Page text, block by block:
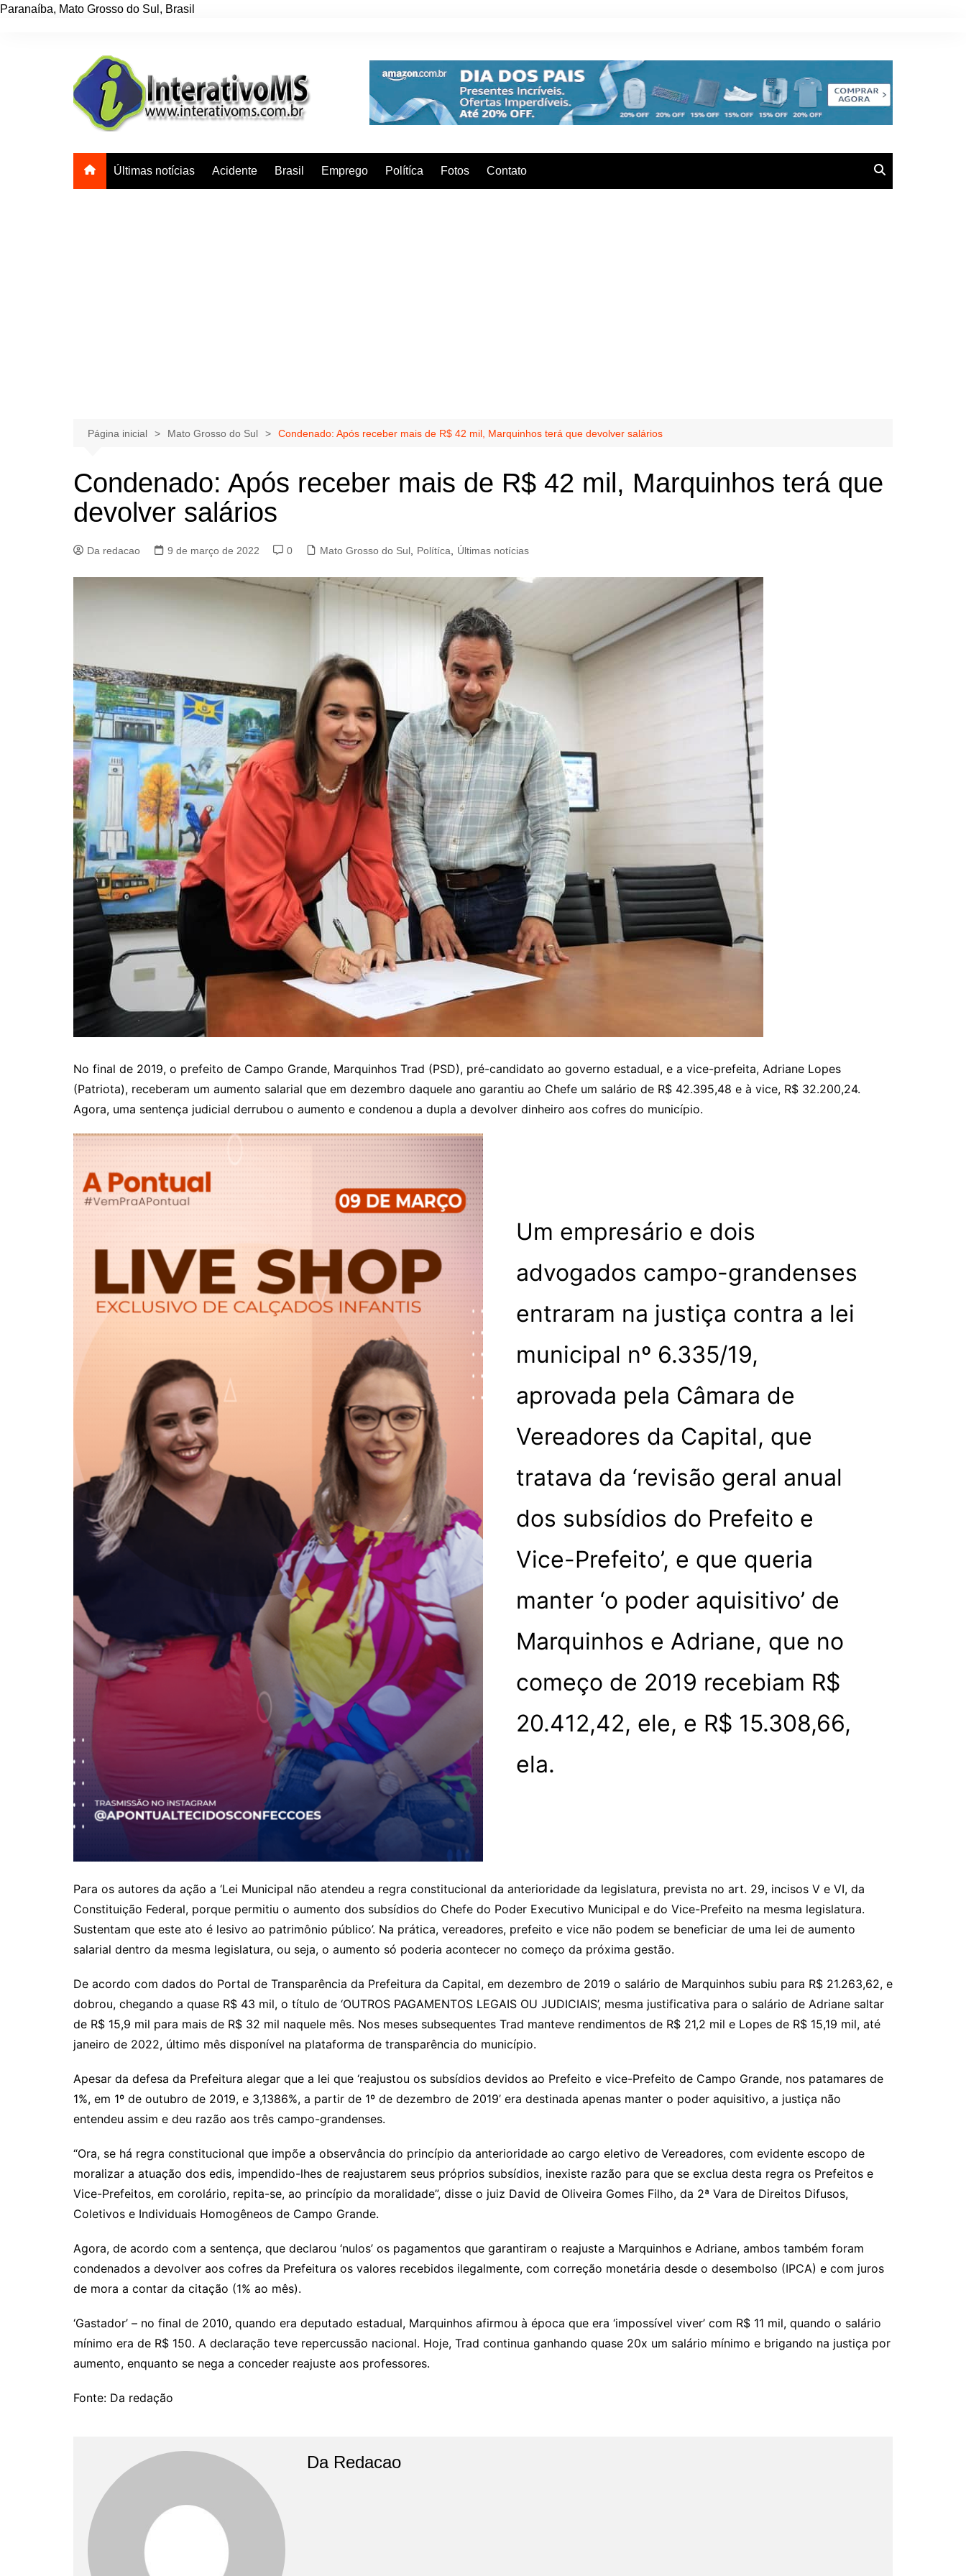
Paranaíba, Mato Grosso do Sul , Brasil
Últimas notícias Acidente Brasil Emprego Polítíca Fotos Contato
Página inicial Mato Grosso do Sul Condenado: Após receber mais de R$ 42 mil, Marquinhos terá que devolver salários
Condenado: Após receber mais de R$ 42 mil, Marquinhos terá que
devolver salários
Da redacao 9 de março de 2022 0 Mato Grosso do Sul Polítíca Últimas notícias
No final de 2019, o prefeito de Campo Grande, Marquinhos Trad (PSD), pré-candidato ao governo estadual, e a vice-prefeita, Adriane Lopes
(Patriota), receberam um aumento salarial que em dezembro daquele ano garantiu ao Chefe um salário de R$ 42.395,48 e à vice, R$ 32.200,24.
Agora, uma sentença judicial derrubou o aumento e condenou a dupla a devolver dinheiro aos cofres do município.
Um empresário e dois
advogados campo-grandenses
entraram na justiça contra a lei
municipal nº 6.335/19,
aprovada pela Câmara de
Vereadores da Capital, que
tratava da ‘revisão geral anual
dos subsídios do Prefeito e
Vice-Prefeito’, e que queria
manter ‘o poder aquisitivo’ de
Marquinhos e Adriane, que no
começo de 2019 recebiam R$
20.412,42, ele, e R$ 15.308,66,
ela.
Para os autores da ação a ‘Lei Municipal não atendeu a regra constitucional da anterioridade da legislatura, prevista no art. 29, incisos V e VI, da
Constituição Federal, porque permitiu o aumento dos subsídios do Chefe do Poder Executivo Municipal e do Vice-Prefeito na mesma legislatura.
Sustentam que este ato é lesivo ao patrimônio público’. Na prática, vereadores, prefeito e vice não podem se beneficiar de uma lei de aumento
salarial dentro da mesma legislatura, ou seja, o aumento só poderia acontecer no começo da próxima gestão.
De acordo com dados do Portal de Transparência da Prefeitura da Capital, em dezembro de 2019 o salário de Marquinhos subiu para R$ 21.263,62, e
dobrou, chegando a quase R$ 43 mil, o título de ‘OUTROS PAGAMENTOS LEGAIS OU JUDICIAIS’, mesma justificativa para o salário de Adriane saltar
de R$ 15,9 mil para mais de R$ 32 mil naquele mês. Nos meses subsequentes Trad manteve rendimentos de R$ 21,2 mil e Lopes de R$ 15,19 mil, até
janeiro de 2022, último mês disponível na plataforma de transparência do município.
Apesar da defesa da Prefeitura alegar que a lei que ‘reajustou os subsídios devidos ao Prefeito e vice-Prefeito de Campo Grande, nos patamares de
1%, em 1º de outubro de 2019, e 3,1386%, a partir de 1º de dezembro de 2019’ era destinada apenas manter o poder aquisitivo, a justiça não
entendeu assim e deu razão aos três campo-grandenses.
“Ora, se há regra constitucional que impõe a observância do princípio da anterioridade ao cargo eletivo de Vereadores, com evidente escopo de
moralizar a atuação dos edis, impendido-lhes de reajustarem seus próprios subsídios, inexiste razão para que se exclua desta regra os Prefeitos e
Vice-Prefeitos, em corolário, repita-se, ao princípio da moralidade”, disse o juiz David de Oliveira Gomes Filho, da 2ª Vara de Direitos Difusos,
Coletivos e Individuais Homogêneos de Campo Grande.
Agora, de acordo com a sentença, que declarou ‘nulos’ os pagamentos que garantiram o reajuste a Marquinhos e Adriane, ambos também foram
condenados a devolver aos cofres da Prefeitura os valores recebidos ilegalmente, com correção monetária desde o desembolso (IPCA) e com juros
de mora a contar da citação (1% ao mês).
‘Gastador’ – no final de 2010, quando era deputado estadual, Marquinhos afirmou à época que era ‘impossível viver’ com R$ 11 mil, quando o salário
mínimo era de R$ 150. A declaração teve repercussão nacional. Hoje, Trad continua ganhando quase 20x um salário mínimo e brigando na justiça por
aumento, enquanto se nega a conceder reajuste aos professores.
Fonte: Da redação
Da Redacao